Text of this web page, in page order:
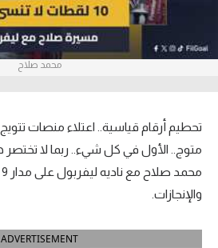
بطولات
الدوري الإنجليزي الممتاز
الدوري الإسباني
محمد صلاح
تحطيم أرقام قياسية.. اعتلاء منصات
متوج.. الأول في كل شيء.. ربما لا تختصر
والإنجازات.
ADVERTISEMENT